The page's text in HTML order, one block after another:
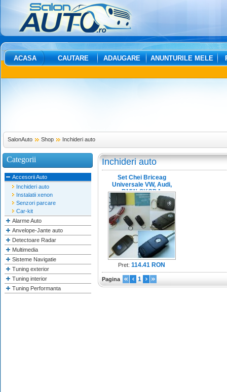
ACASA CAUTARE ADAUGARE ANUNTURILE MELE
SalonAuto Shop Inchideri auto
Categorii
Accesorii Auto
Inchideri auto
Instalatii xenon
Senzori parcare
Car-kit
Alarme Auto
Anvelope-Jante auto
Detectoare Radar
Multimedia
Sisteme Navigatie
Tuning exterior
Tuning interior
Tuning Performanta
Inchideri auto
Set Chei Briceag
Universale VW, Audi,
BMW, SKODA
Pret: 114.41 RON
Pagina 1